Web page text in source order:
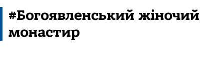
#Богоявленський жіночий
монастир